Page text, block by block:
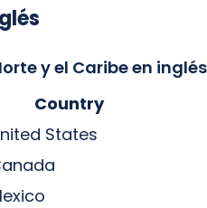
y el Caribe en inglés
Country
States